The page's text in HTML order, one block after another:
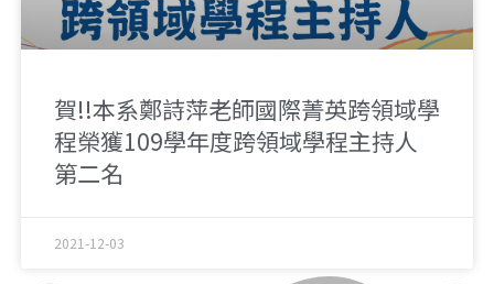
賀!!本系鄭詩萍老師國際菁英跨領域學
程榮獲109學年度跨領域學程主持人
第二名
2021-12-03